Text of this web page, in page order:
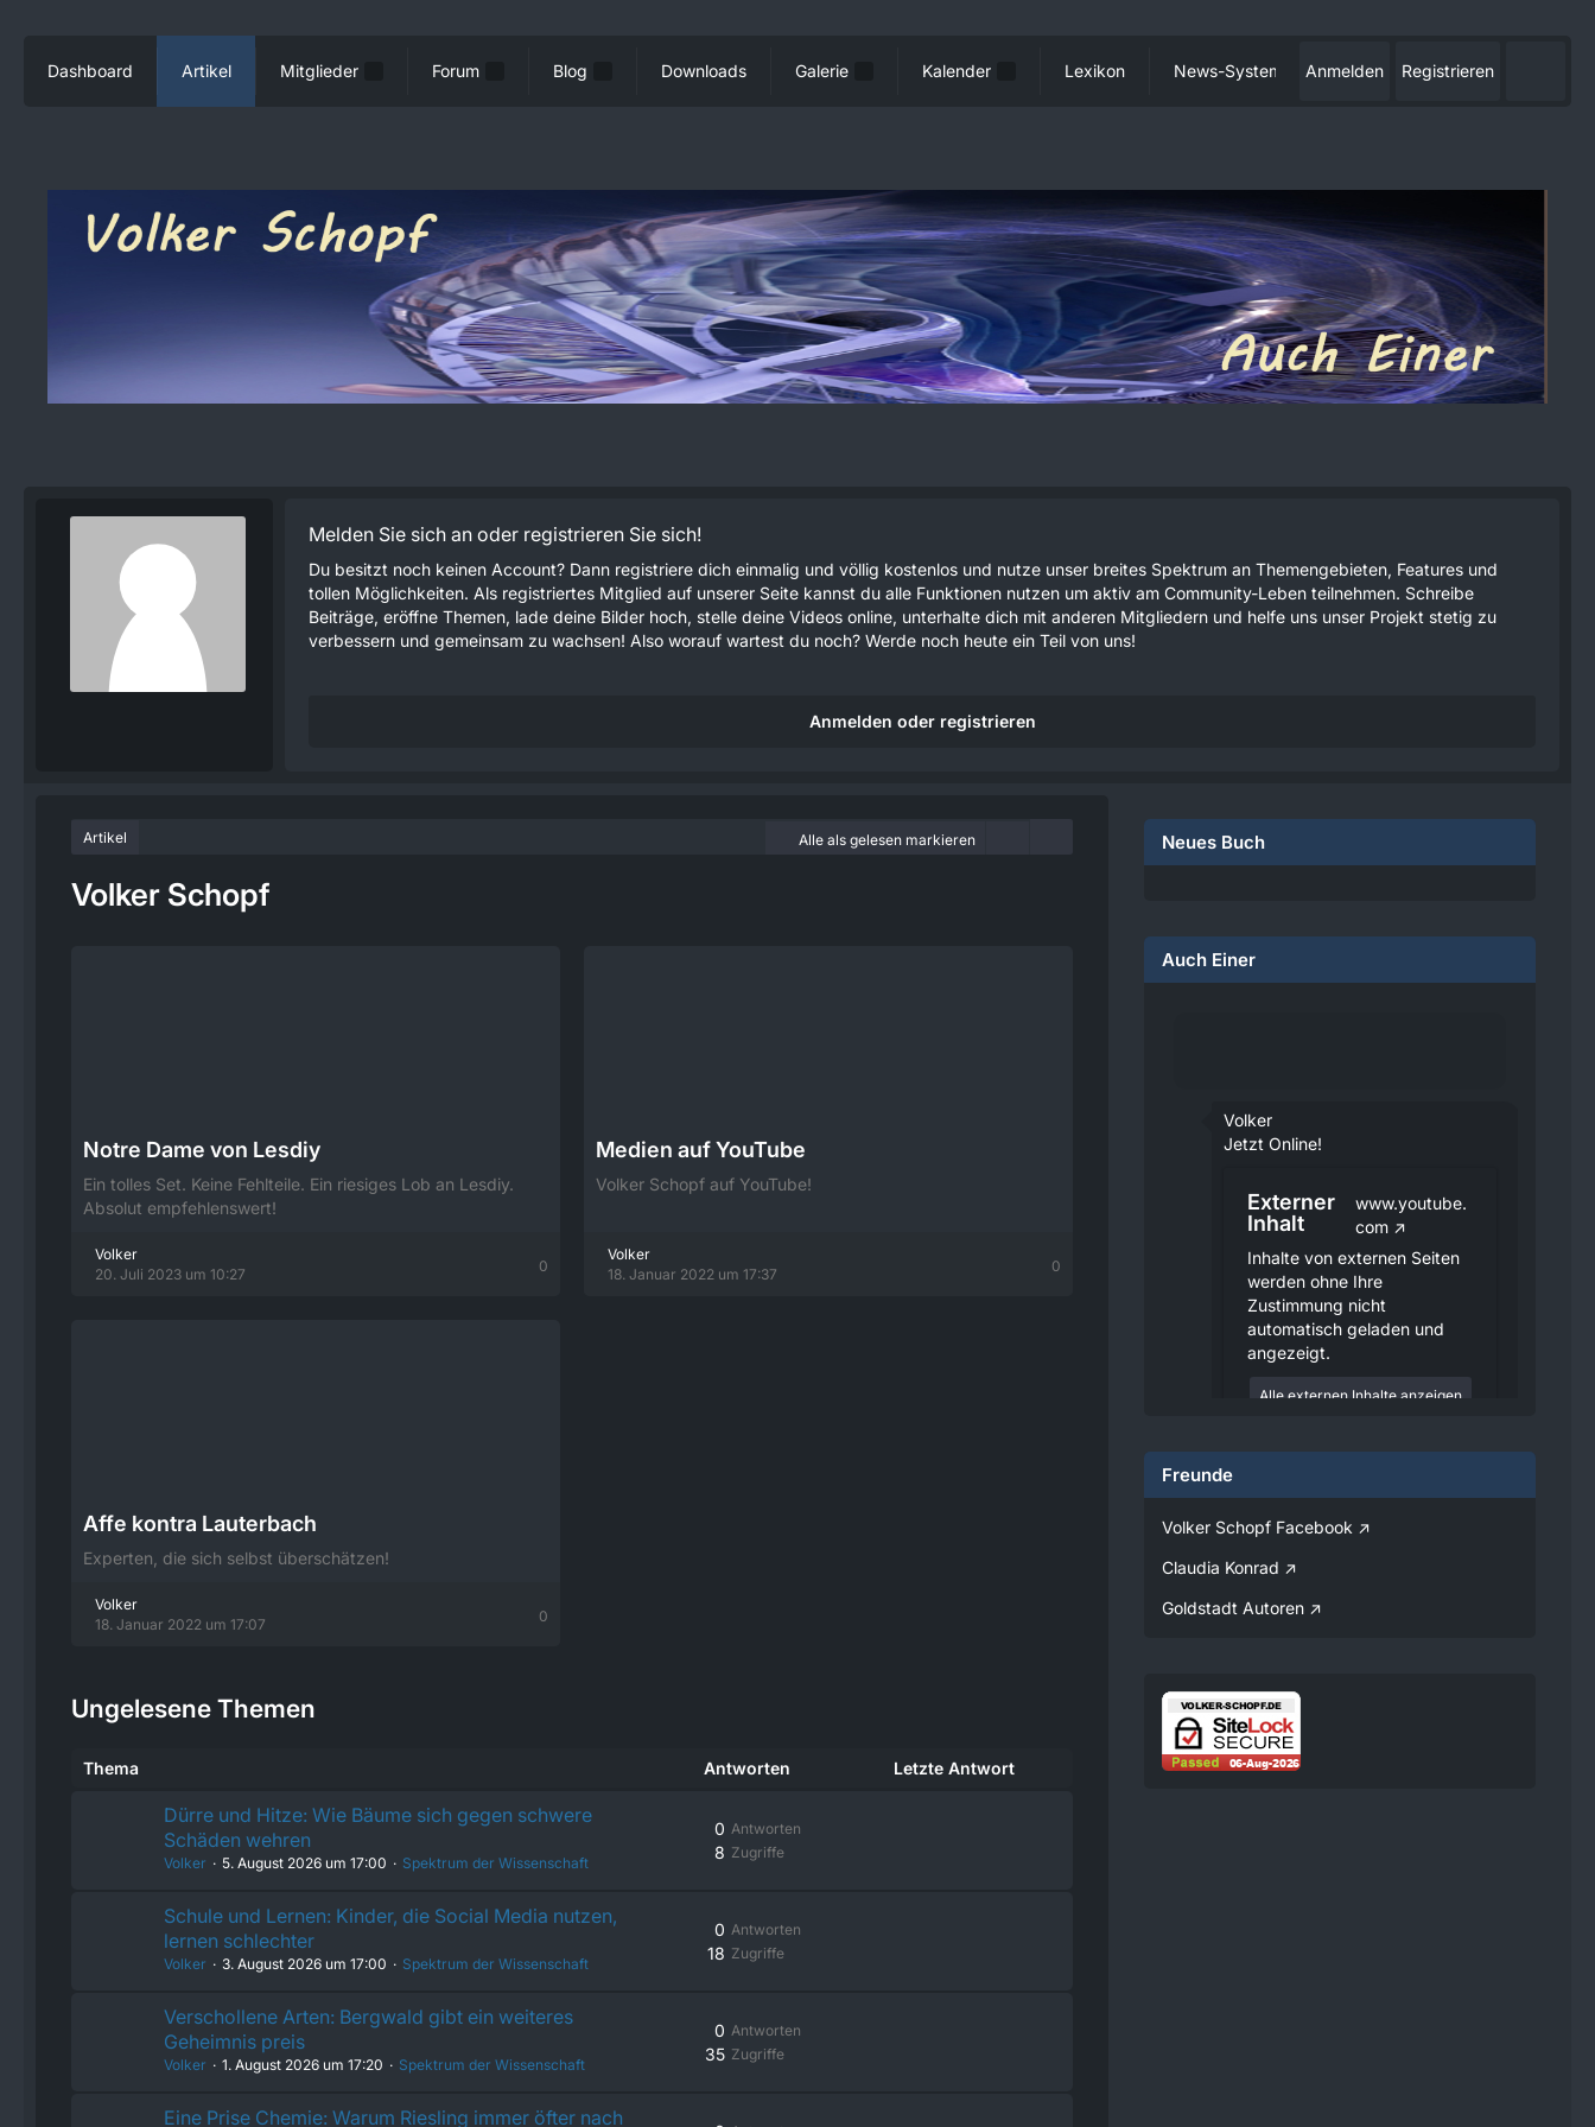
Dashboard Artikel Mitglieder Forum Blog Downloads Galerie Kalender Lexikon News-System Anmelden Registrieren
Melden Sie sich an oder registrieren Sie sich!
Du besitzt noch keinen Account? Dann registriere dich einmalig und völlig kostenlos und nutze unser breites Spektrum an Themengebieten, Features und
tollen Möglichkeiten. Als registriertes Mitglied auf unserer Seite kannst du alle Funktionen nutzen um aktiv am Community-Leben teilnehmen. Schreibe
Beiträge, eröffne Themen, lade deine Bilder hoch, stelle deine Videos online, unterhalte dich mit anderen Mitgliedern und helfe uns unser Projekt stetig zu
verbessern und gemeinsam zu wachsen! Also worauf wartest du noch? Werde noch heute ein Teil von uns!
Anmelden oder registrieren
Artikel Alle als gelesen markieren
Volker Schopf
Notre Dame von Lesdiy
Ein tolles Set. Keine Fehlteile. Ein riesiges Lob an Lesdiy.
Absolut empfehlenswert!
Volker
20. Juli 2023 um 10:27
0
Medien auf YouTube
Volker Schopf auf YouTube!
Volker
18. Januar 2022 um 17:37
0
Affe kontra Lauterbach
Experten, die sich selbst überschätzen!
Volker
18. Januar 2022 um 17:07
0
Ungelesene Themen
Thema Antworten Letzte Antwort
Dürre und Hitze: Wie Bäume sich gegen schwere
Schäden wehren
Volker 5. August 2026 um 17:00 Spektrum der Wissenschaft
Antworten
0
Zugriffe
8
Schule und Lernen: Kinder, die Social Media nutzen,
lernen schlechter
Volker 3. August 2026 um 17:00 Spektrum der Wissenschaft
Antworten
0
Zugriffe
18
Verschollene Arten: Bergwald gibt ein weiteres
Geheimnis preis
Volker 1. August 2026 um 17:20 Spektrum der Wissenschaft
Antworten
0
Zugriffe
35
Eine Prise Chemie: Warum Riesling immer öfter nach
Neues Buch
Auch Einer
Volker
Jetzt Online!
Externer
Inhalt
www.youtube.
com
Inhalte von externen Seiten
werden ohne Ihre
Zustimmung nicht
automatisch geladen und
angezeigt.
Alle externen Inhalte anzeigen
externen Inhalte erklären Sie sich
personenbezogene Daten an
Drittplattformen übermittelt
werden. Mehr Informationen
dazu haben wir in unserer
Datenschutzerklärung zur
Verfügung gestellt.
Volker
Jetzt Online!
Freunde
Volker Schopf Facebook
Claudia Konrad
Goldstadt Autoren